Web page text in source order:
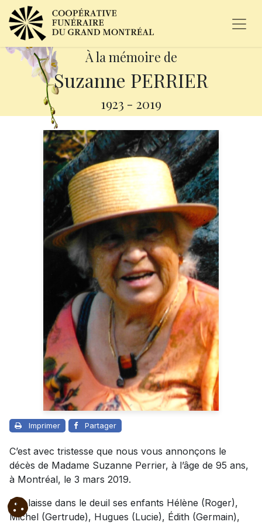
À la mémoire de
Suzanne PERRIER
1923 - 2019
Imprimer Partager
C’est avec tristesse que nous vous annonçons le
décès de Madame Suzanne Perrier, à l’âge de 95 ans,
à Montréal, le 3 mars 2019.
Elle laisse dans le deuil ses enfants Hélène (Roger),
Michel (Gertrude), Hugues (Lucie), Édith (Germain),